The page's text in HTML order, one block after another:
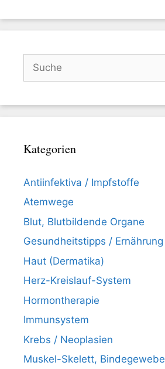
Kategorien
Antiinfektiva / Impfstoffe
Atemwege
Blut, Blutbildende Organe
Gesundheitstipps / Ernährung
Haut (Dermatika)
Herz-Kreislauf-System
Hormontherapie
Immunsystem
Krebs / Neoplasien
Muskel-Skelett, Bindegewebe